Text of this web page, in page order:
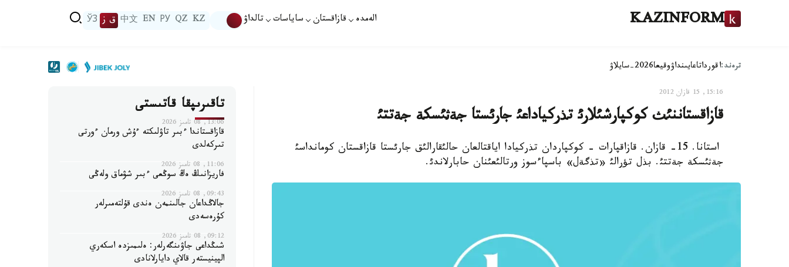
KAZINFORM الەمدە قازاقستان ساياسات تالداۋ KZ
QZ
РУ
EN
中文 ق ز ЎЗ
ترەند:اقورداتاعايىنداۋوقيعا2026-سايلاۋ
15:16, 15 قازان 2012
قازاقستاننئث كوكپارشئلارئ تذركياداعئ جارئستا جةثئسكة جةتتئ
استانا. 15- قازان. قازاقپارات - كوكپاردان تذركيادا اياقتالعان حالئقارالئق جارئستا قازاقستان كومانداسئ
جةثئسكة جةتتئ. بذل تؤرالئ «تذگةل» باسپاءسوز ورتالئعئنان حابارلاندئ.
تاقىرىپقا قاتىستى
13:06, 08 تامىز 2026
قازاقستاندا ءبىر تاۋلىكتە ءۇش ورمان ءورتى
تىركەلدى
11:06, 08 تامىز 2026
فاريزانىڭ ەڭ سوڭعى ءبىر شۋماق ولەڭى
09:43, 08 تامىز 2026
جالاڭداعان جالىنمەن ەندى قۇلتەمىرلەر
كۇرەسەدى
09:12, 08 تامىز 2026
شىڭداعى جاۋىنگەرلەر: ەلىمىزدە اسكەري
الپينيستەر قالاي دايارلانادى